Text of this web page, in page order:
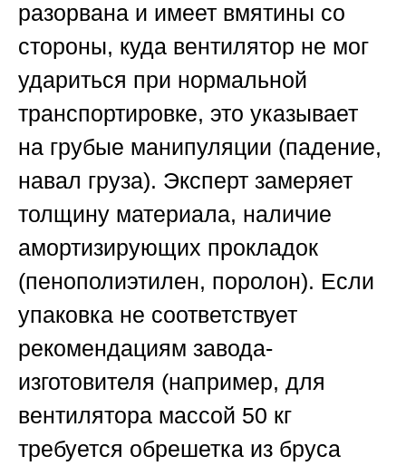
разорвана и имеет вмятины со
стороны, куда вентилятор не мог
удариться при нормальной
транспортировке, это указывает
на грубые манипуляции (падение,
навал груза). Эксперт замеряет
толщину материала, наличие
амортизирующих прокладок
(пенополиэтилен, поролон). Если
упаковка не соответствует
рекомендациям завода-
изготовителя (например, для
вентилятора массой 50 кг
требуется обрешетка из бруса